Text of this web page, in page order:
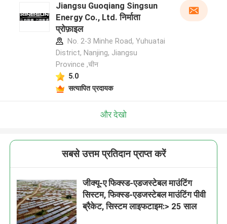
Jiangsu Guoqiang Singsun
Energy Co., Ltd. निर्माता
प्रोफ़ाइल
No. 2-3 Minhe Road, Yuhuatai
District, Nanjing, Jiangsu
Province ,चीन
5.0
सत्यापित प्रदायक
और देखो
सबसे उत्तम प्रतिदान प्राप्त करें
जीक्यू-ए फिक्स्ड-एडजस्टेबल माउंटिंग
सिस्टम, फिक्स्ड-एडजस्टेबल माउंटिंग पीवी
ब्रैकेट, सिस्टम लाइफटाइम:> 25 साल